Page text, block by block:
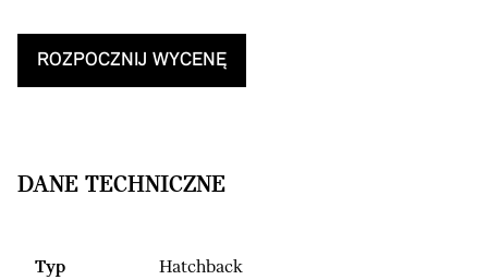
ROZPOCZNIJ WYCENĘ
DANE TECHNICZNE
Typ
Hatchback